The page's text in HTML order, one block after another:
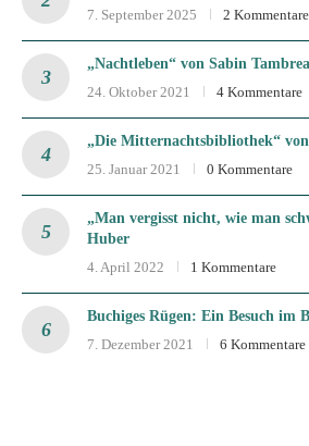
7. September 2025
2 Kommentare
„Nachtleben“ von Sabin Tambrea
24. Oktober 2021
4 Kommentare
„Die Mitternachtsbibliothek“
25. Januar 2021
0 Kommentare
„Man vergisst nicht, wie man
Huber
4. April 2022
1 Kommentare
Buchiges Rügen: Ein Besuch im
7. Dezember 2021
6 Kommentare